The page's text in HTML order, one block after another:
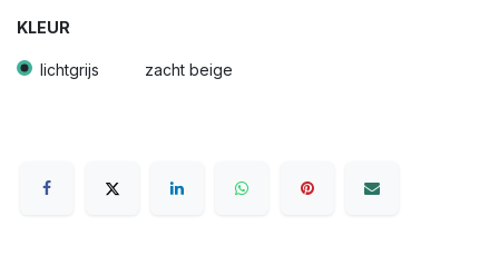
KLEUR
lichtgrijs zacht beige